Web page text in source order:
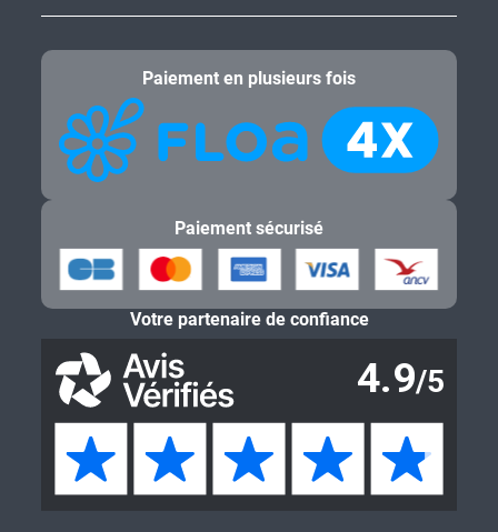
Paiement en plusieurs fois
Paiement sécurisé
Votre partenaire de confiance